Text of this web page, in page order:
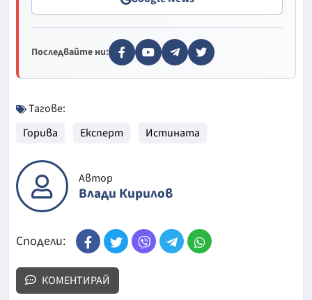
Последвайте ни:
Тагове:
Горива
Експерт Истината
Автор
Влади Кирилов
Сподели:
КОМЕНТИРАЙ